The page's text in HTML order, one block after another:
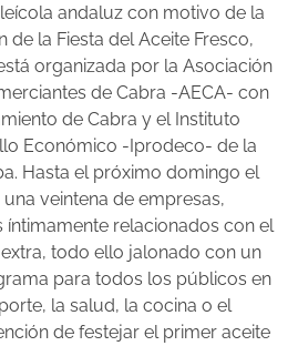
andaluz con motivo de la
la Fiesta del Aceite Fresco,
organizada por la Asociación
de Cabra -AECA- con
de Cabra y el Instituto
Económico -Iprodeco- de la
Hasta el próximo domingo el
veintena de empresas,
íntimamente relacionados con el
todo ello jalonado con un
para todos los públicos en
la salud, la cocina o el
de festejar el primer aceite